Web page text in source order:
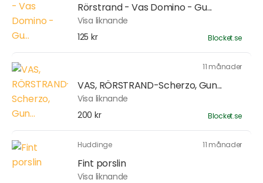
Rörstrand - Vas Domino - Gu...
Visa liknande
125 kr
Blocket.se
11 månader
VAS, RÖRSTRAND-Scherzo, Gun...
Visa liknande
200 kr
Blocket.se
Huddinge 11 månader
Fint porslin
Visa liknande